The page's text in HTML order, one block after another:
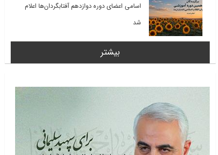
اسامی اعضای دوره دوازدهم آفتابگردان‌ها اعلام
شد
بیشتر